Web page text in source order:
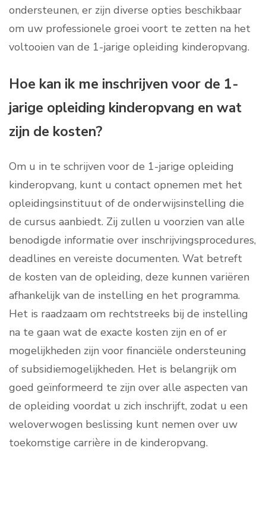
ondersteunen, er zijn diverse opties beschikbaar
om uw professionele groei voort te zetten na het
voltooien van de 1-jarige opleiding kinderopvang.
Hoe kan ik me inschrijven voor de 1-
jarige opleiding kinderopvang en wat
zijn de kosten?
Om u in te schrijven voor de 1-jarige opleiding
kinderopvang, kunt u contact opnemen met het
opleidingsinstituut of de onderwijsinstelling die
de cursus aanbiedt. Zij zullen u voorzien van alle
benodigde informatie over inschrijvingsprocedures,
deadlines en vereiste documenten. Wat betreft
de kosten van de opleiding, deze kunnen variëren
afhankelijk van de instelling en het programma.
Het is raadzaam om rechtstreeks bij de instelling
na te gaan wat de exacte kosten zijn en of er
mogelijkheden zijn voor financiële ondersteuning
of subsidiemogelijkheden. Het is belangrijk om
goed geïnformeerd te zijn over alle aspecten van
de opleiding voordat u zich inschrijft, zodat u een
weloverwogen beslissing kunt nemen over uw
toekomstige carrière in de kinderopvang.